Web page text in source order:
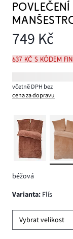
749 Kč
637 Kč s kódem
včetně DPH bez
cena za dopravu
béžová
varianta: Flís
Vybrat velikost